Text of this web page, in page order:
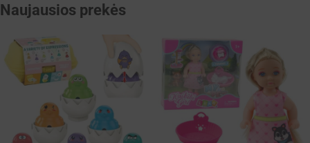
Naujausios prekės